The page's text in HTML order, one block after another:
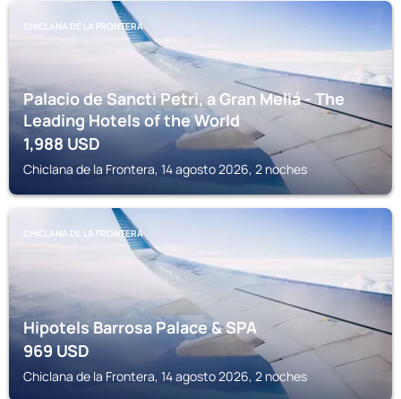
CHICLANA DE LA FRONTERA
Palacio de Sancti Petri, a Gran Meliá - The
Leading Hotels of the World
1,988USD
Chiclana de la Frontera, 14 agosto 2026, 2 noches
CHICLANA DE LA FRONTERA
Hipotels Barrosa Palace & SPA
969USD
Chiclana de la Frontera, 14 agosto 2026, 2 noches